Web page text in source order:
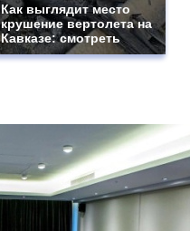
Как выглядит место
крушение вертолета на
Кавказе: смотреть